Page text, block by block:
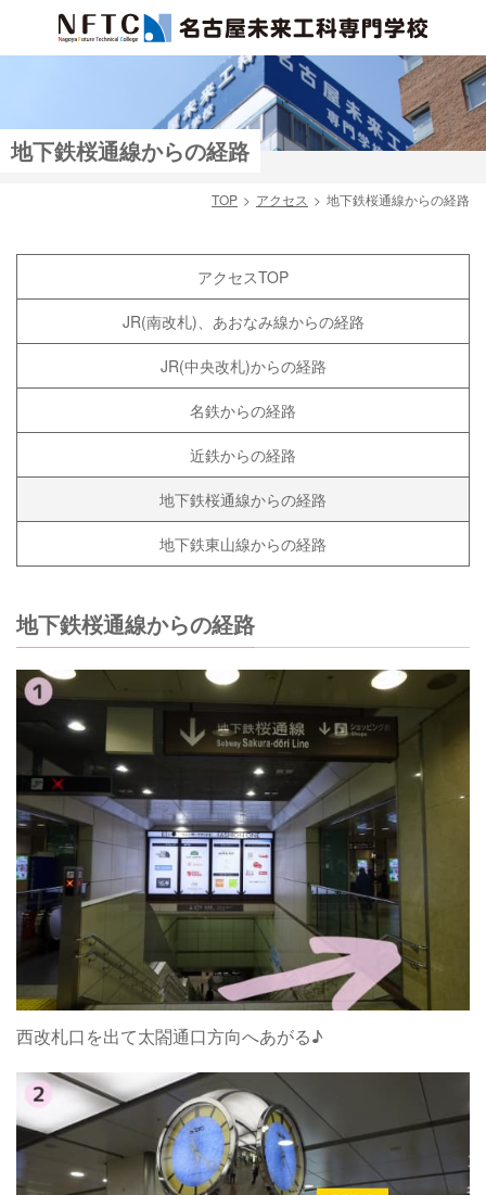
地下鉄桜通線からの経路
TOP アクセス 地下鉄桜通線からの経路
アクセスTOP
JR(南改札)、あおなみ線からの経路
JR(中央改札)からの経路
名鉄からの経路
近鉄からの経路
地下鉄桜通線からの経路
地下鉄東山線からの経路
地下鉄桜通線からの経路
西改札口を出て太閤通口方向へあがる♪
検索